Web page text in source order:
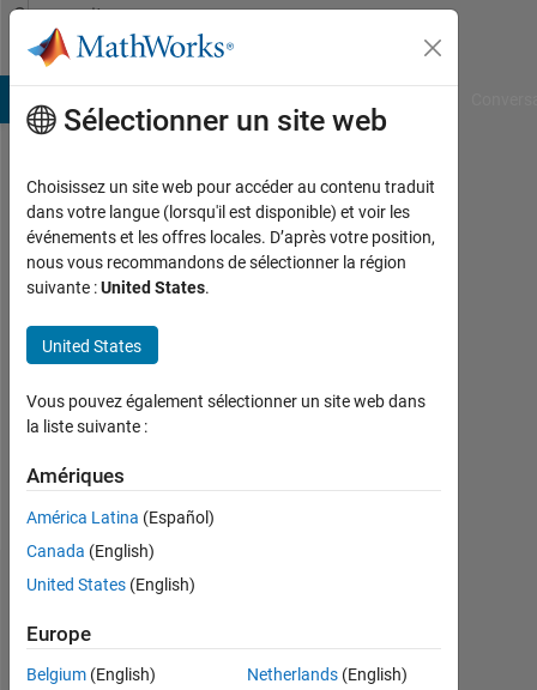
Passer au contenu
Community
Profile
zaydon
latif
0
0
Follow
Tableau de bord
Feeds
Sélectionner un site web
Choisissez un site web pour accéder au contenu traduit
dans votre langue (lorsqu'il est disponible) et voir les
événements et les offres locales. D’après votre position,
nous vous recommandons de sélectionner la région
suivante :United States.
United States
Vous pouvez également sélectionner un site web dans
la liste suivante :
Amériques
América Latina (Español)
Canada (English)
United States (English)
Europe
Belgium (English)
Netherlands(English)